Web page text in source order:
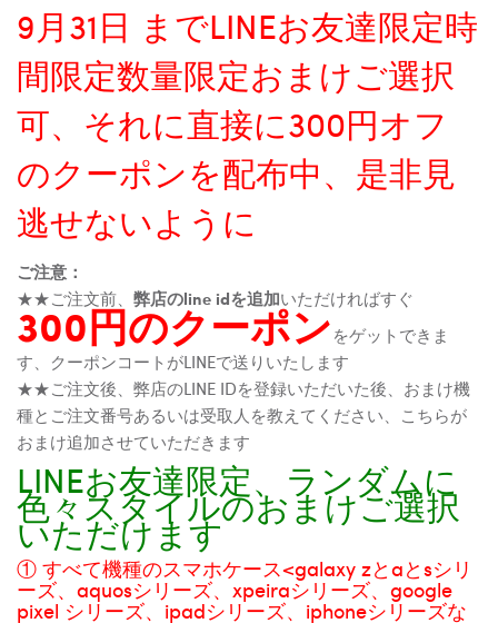
9月31日 までLINEお友達限定時
間限定数量限定おまけご選択
可、それに直接に300円オフ
のクーポンを配布中、是非見
逃せないように
ご注意：
★★ご注文前、 弊店のline idを追加いただければすぐ
300円のクーポンをゲットできま
す、クーポンコートがLINEで送りいたします
★★ご注文後、弊店のLINE IDを登録いただいた後、おまけ機
種とご注文番号あるいは受取人を教えてください、こちらが
おまけ追加させていただきます
LINEお友達限定、ランダムに
色々スタイルのおまけご選択
いただけます
① すべて機種のスマホケース<galaxy zとaとsシリ
ーズ、aquosシリーズ、xpeiraシリーズ、google
pixel シリーズ、ipadシリーズ、iphoneシリーズな